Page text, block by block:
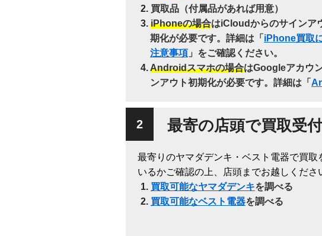
買取品（付属品があれば用意）
iPhoneの場合はiCloudからのサインア
期化が必要です。詳細は「 iPhone買取
注意事項 」をご確認ください。
Androidスマホの場合はGoogleアカウ
ンアウト初期化が必要です。詳細は「
最寄の店頭で買取受付
最寄りのヤマダデンキ・ベスト電器で買取
いるかご確認の上、店頭までお越しくださ
買取可能なヤマダデンキを調べる
買取可能なベスト電器を調べる